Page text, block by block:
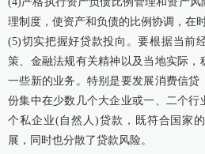
理制度，使资产和负债的比例协调，在
(5)切实把握好贷款投向。要根据当前
策、金融法规有关精神以及当地实际
一些新的业务。特别是要发展消费信贷
份集中在少数几个大企业或一、二个行
个私企业(自然人)贷款，既符合国家
展，同时也分散了贷款风险。